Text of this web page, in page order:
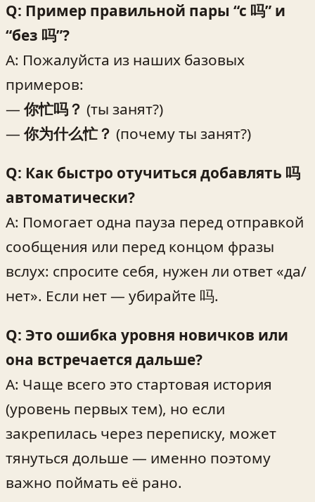
Q: Пример правильной пары “с 吗” и
“без 吗”?
A: Пожалуйста из наших базовых
примеров:
—你忙吗？ (ты занят?)
—你为什么忙？ (почему ты занят?)
Q: Как быстро отучиться добавлять 吗
автоматически?
A: Помогает одна пауза перед отправкой
сообщения или перед концом фразы
вслух: спросите себя, нужен ли ответ «да/
нет». Если нет — убирайте 吗.
Q: Это ошибка уровня новичков или
она встречается дальше?
A: Чаще всего это стартовая история
(уровень первых тем), но если
закрепилась через переписку, может
тянуться дольше — именно поэтому
важно поймать её рано.